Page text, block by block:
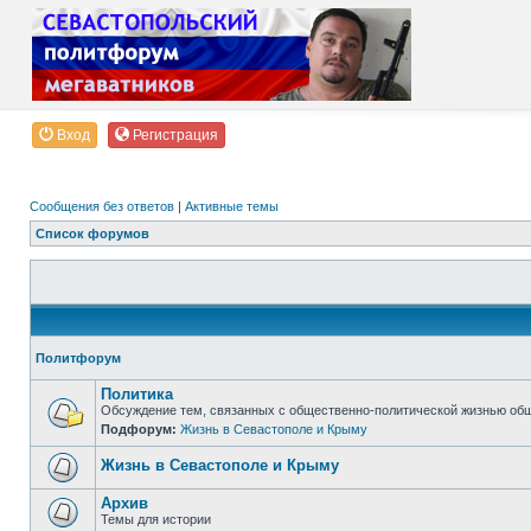
Вход Регистрация
Сообщения без ответов | Активные темы
Список форумов
Политфорум
Политика
Обсуждение тем, связанных с общественно-политической жизнью
Подфорум: Жизнь в Севастополе и Крыму
Жизнь в Севастополе и Крыму
Архив
Темы для истории